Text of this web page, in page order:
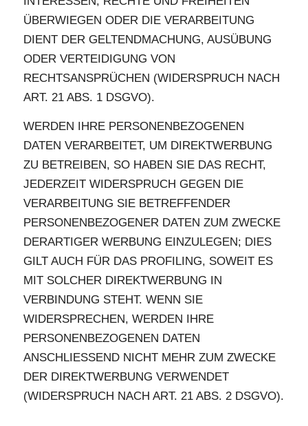
ÜBERWIEGEN ODER DIE VERARBEITUNG
DIENT DER GELTENDMACHUNG, AUSÜBUNG
ODER VERTEIDIGUNG VON
RECHTSANSPRÜCHEN (WIDERSPRUCH NACH
ART. 21 ABS. 1 DSGVO).
WERDEN IHRE PERSONENBEZOGENEN
DATEN VERARBEITET, UM DIREKTWERBUNG
ZU BETREIBEN, SO HABEN SIE DAS RECHT,
JEDERZEIT WIDERSPRUCH GEGEN DIE
VERARBEITUNG SIE BETREFFENDER
PERSONENBEZOGENER DATEN ZUM ZWECKE
DERARTIGER WERBUNG EINZULEGEN; DIES
GILT AUCH FÜR DAS PROFILING, SOWEIT ES
MIT SOLCHER DIREKTWERBUNG IN
VERBINDUNG STEHT. WENN SIE
WIDERSPRECHEN, WERDEN IHRE
PERSONENBEZOGENEN DATEN
ANSCHLIESSEND NICHT MEHR ZUM ZWECKE
DER DIREKTWERBUNG VERWENDET
(WIDERSPRUCH NACH ART. 21 ABS. 2 DSGVO).